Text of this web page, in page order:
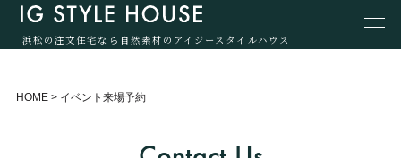
浜松の注文住宅なら自然素材のアイジースタイルハウス
HOME> イベント来場予約